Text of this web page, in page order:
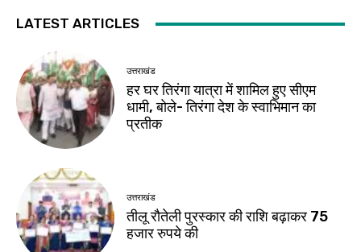
LATEST ARTICLES
उत्तराखंड
हर घर तिरंगा यात्रा में शामिल हुए सीएम
धामी, बोले- तिरंगा देश के स्वाभिमान का
प्रतीक
उत्तराखंड
तीलू रौतेली पुरस्कार की राशि बढ़ाकर 75
हजार रुपये की